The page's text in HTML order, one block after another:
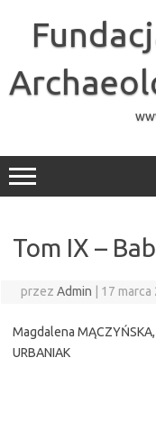
Tom IX –
przez Admin 17 marca
Magdalena
URBANIAK